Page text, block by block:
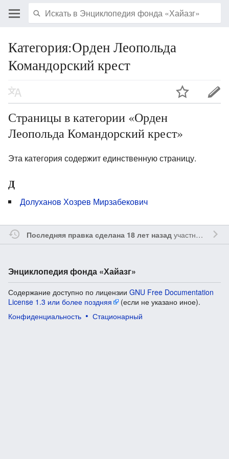
Категория:Орден Леопольда
Командорский крест
Страницы в категории «Орден
Леопольда Командорский крест»
Эта категория содержит единственную страницу.
Д
Долуханов Хозрев Мирзабекович
Последняя правка сделана 18 лет назадучастником
Энциклопедия фонда «Хайазг»
Содержание доступно по лицензии GNU Free Documentation
License 1.3 или более поздняя
(если не указано иное).
Конфиденциальность
Стационарный